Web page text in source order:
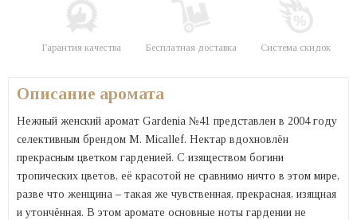
Гарантия качества Бесплатная доставка Система скидок
Описание аромата
Нежный женский аромат Gardenia №41 представлен в 2004 году
селективным брендом M. Micallef. Нектар вдохновлён
прекрасным цветком гарденией. С изяществом богини
тропических цветов, её красотой не сравнимо ничто в этом мире,
разве что женщина – такая же чувственная, прекрасная, изящная
и утончённая. В этом аромате основные ноты гардении не